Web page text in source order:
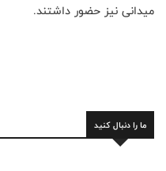
میدانی نیز حضور داشتند.
ما را دنبال کنید